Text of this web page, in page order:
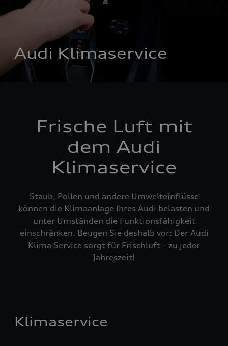
Audi Klimaservice
Frische Luft mit
dem Audi
Klimaservice
Staub, Pollen und andere Umwelteinflüsse
können die Klimaanlage Ihres Audi belasten und
unter Umständen die Funktionsfähigkeit
einschränken. Beugen Sie deshalb vor: Der Audi
Klima Service sorgt für Frischluft – zu jeder
Jahreszeit!
Klimaservice